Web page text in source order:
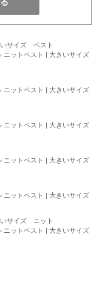
サイズ ベスト
ニットベスト | 大きいサイズ
ニットベスト | 大きいサイズ
ニットベスト | 大きいサイズ
ニットベスト | 大きいサイズ
ニットベスト | 大きいサイズ
サイズ ニット
ニットベスト | 大きいサイズ